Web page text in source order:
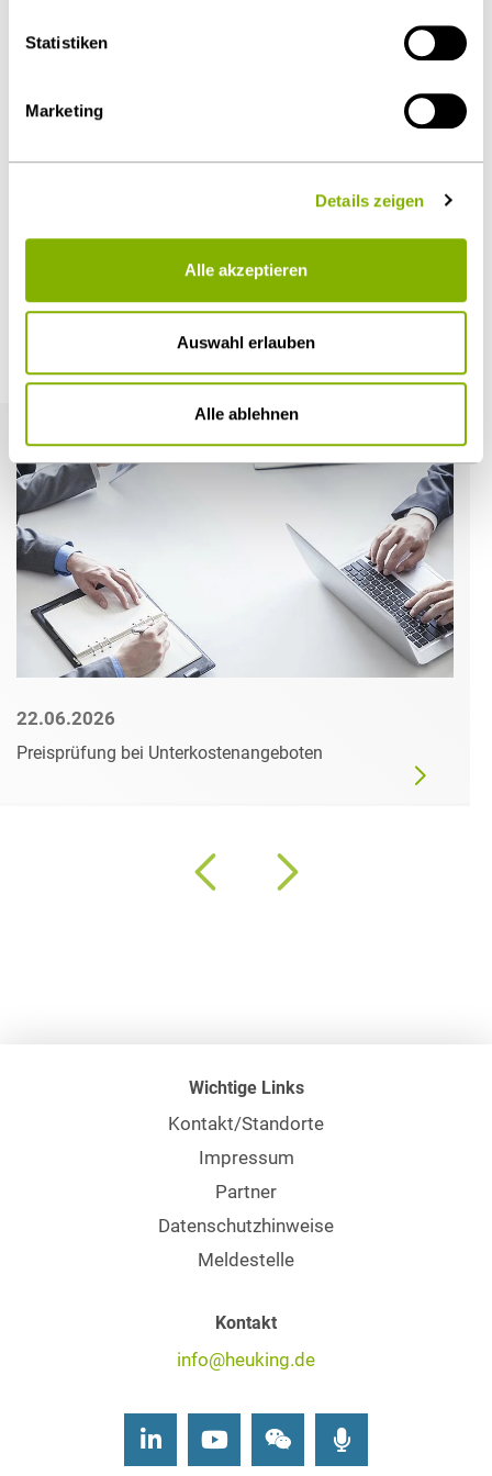
Statistiken
Marketing
Details zeigen
Alle akzeptieren
Auswahl erlauben
Alle ablehnen
Diesen Artikel teilen
Öffentlicher Sektor und Vergabe
Weitere Artikel
22.06.2026
Preisprüfung bei Unterkostenangeboten
Wichtige Links
Kontakt/Standorte
Impressum
Partner
Datenschutzhinweise
Meldestelle
Kontakt
info@heuking.de
LinkedInYoutubeWechat